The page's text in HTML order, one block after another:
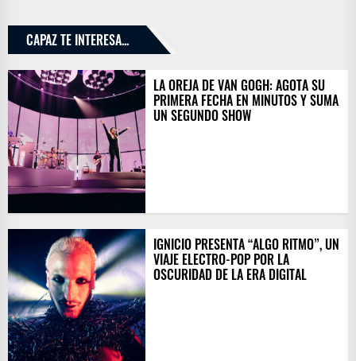
CAPAZ TE INTERESA...
LA OREJA DE VAN GOGH: AGOTA SU
PRIMERA FECHA EN MINUTOS Y SUMA
UN SEGUNDO SHOW
IGNICIO PRESENTA “ALGO RITMO”, UN
VIAJE ELECTRO-POP POR LA
OSCURIDAD DE LA ERA DIGITAL